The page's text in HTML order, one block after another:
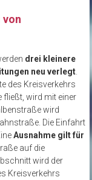
von
drei kleinere
neu verlegt.
des Kreisverkehrs
fließt, wird mit einer
wird
Die Einfahrt
Ausnahme gilt für
auf die
wird der
Kreisverkehrs